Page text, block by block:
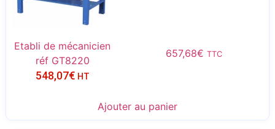
Etabli de mécanicien
réf GT8220
657,68€ TTC
548,07€ HT
Ajouter au panier